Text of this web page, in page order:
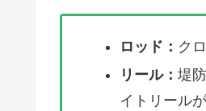
ロッド： ク
リール： 堤
イトリール